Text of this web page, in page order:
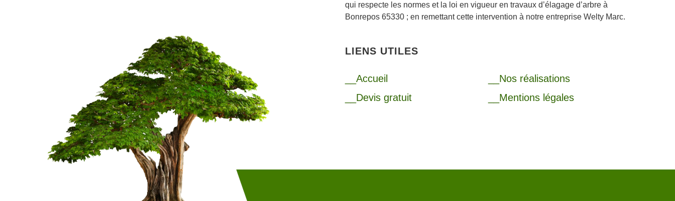
qui respecte les normes et la loi en vigueur en travaux d’élagage d’arbre à
Bonrepos 65330 ; en remettant cette intervention à notre entreprise Welty Marc.
LIENS UTILES
__Accueil
__Devis gratuit
__Nos réalisations
__Mentions légales